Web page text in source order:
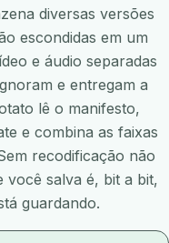
diversas versões
escondidas em um
e áudio separadas
e entregam a
lê o manifesto,
e combina as faixas
recodificação não
você salva é, bit a bit,
guardando.